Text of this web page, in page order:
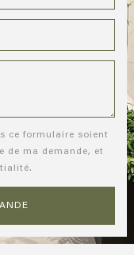
ce formulaire soient
de ma demande, et